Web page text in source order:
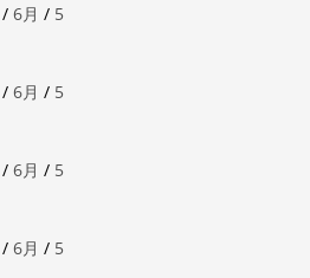
/ 6月 / 5
/ 6月 / 5
/ 6月 / 5
/ 6月 / 5